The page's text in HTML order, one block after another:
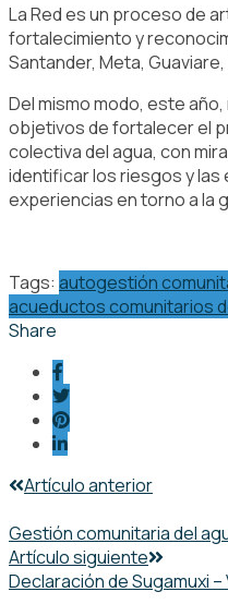
La Red es un proceso de
fortalecimiento y
Santander, Meta,
Del mismo modo, este
objetivos de fortalecer el
colectiva del agua, con
identificar los riesgos y las
experiencias en torno a la
Tags: autogestión
acueductos comunitarios
Share
Post
navigation
Artículo anterior
Gestión comunitaria del
Artículo siguiente
Declaración de Sugamuxi